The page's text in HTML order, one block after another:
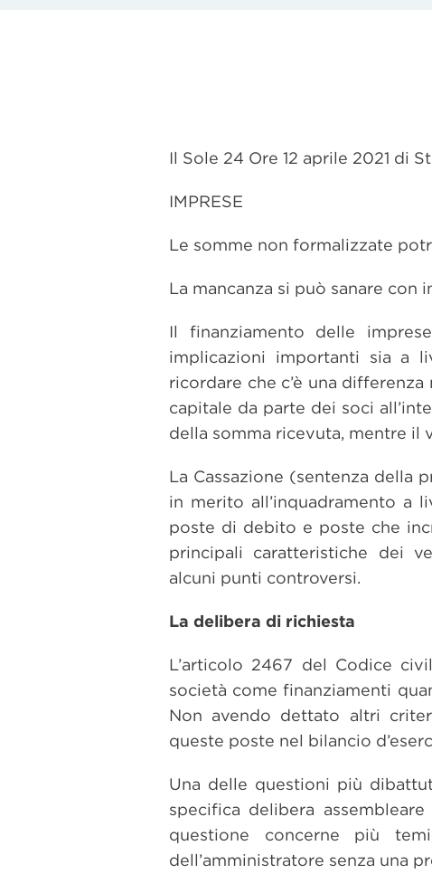
Il Sole 24 Ore 12 aprile 2021 di
IMPRESE
Le somme non formalizzate
La mancanza si può sanare
Il finanziamento delle
implicazioni importanti sia a
ricordare che c’è una
capitale da parte dei soci
della somma ricevuta, mentre il
La Cassazione (sentenza della
in merito all’inquadramento a
poste di debito e poste che
principali caratteristiche dei
alcuni punti controversi.
La delibera di richiesta
L’articolo 2467 del Codice
società come finanziamenti
Non avendo dettato altri
queste poste nel bilancio
Una delle questioni più
specifica delibera
questione concerne più
dell’amministratore senza una